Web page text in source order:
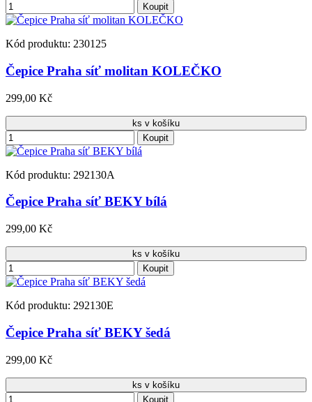
Koupit
Kód produktu: 230125
Čepice Praha síť molitan KOLEČKO
299,00 Kč
ks v košíku
Koupit
Kód produktu: 292130A
Čepice Praha síť BEKY bílá
299,00 Kč
ks v košíku
Koupit
Kód produktu: 292130E
Čepice Praha síť BEKY šedá
299,00 Kč
ks v košíku
Koupit